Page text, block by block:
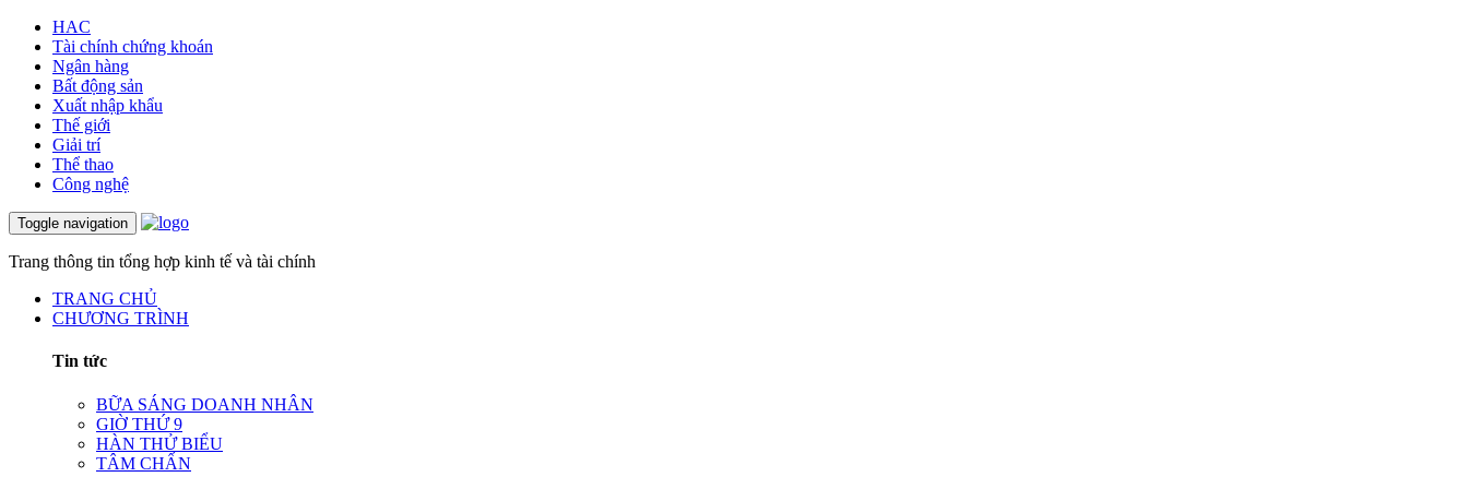
HAC
Tài chính chứng khoán
Ngân hàng
Bất động sản
Xuất nhập khẩu
Thế giới
Giải trí
Thể thao
Công nghệ
Toggle navigation
Trang thông tin tổng hợp kinh tế và tài chính
TRANG CHỦ
CHƯƠNG TRÌNH
Tin tức
BỮA SÁNG DOANH NHÂN
GIỜ THỨ 9
HÀN THỬ BIỂU
TÂM CHẤN